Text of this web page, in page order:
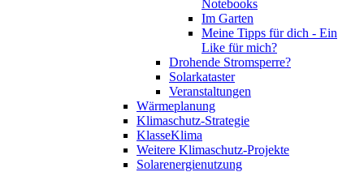
Notebooks
Im Garten
Meine Tipps für dich - Ein
Like für mich?
Drohende Stromsperre?
Solarkataster
Veranstaltungen
Wärmeplanung
Klimaschutz-Strategie
KlasseKlima
Weitere Klimaschutz-Projekte
Solarenergienutzung